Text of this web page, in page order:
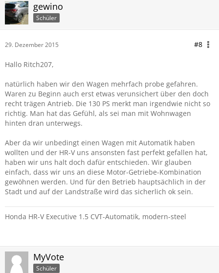
gewino
Schüler
29. Dezember 2015 #8
Hallo Ritch207,
natürlich haben wir den Wagen mehrfach probe gefahren.
Waren zu Beginn auch erst etwas verunsichert über den doch
recht trägen Antrieb. Die 130 PS merkt man irgendwie nicht so
richtig. Man hat das Gefühl, als sei man mit Wohnwagen
hinten dran unterwegs.
Aber da wir unbedingt einen Wagen mit Automatik haben
wollten und der HR-V uns ansonsten fast perfekt gefallen hat,
haben wir uns halt doch dafür entschieden. Wir glauben
einfach, dass wir uns an diese Motor-Getriebe-Kombination
gewöhnen werden. Und für den Betrieb hauptsächlich in der
Stadt und auf der Landstraße wird das sicherlich ok sein.
Honda HR-V Executive 1.5 CVT-Automatik, modern-steel
MyVote
Schüler